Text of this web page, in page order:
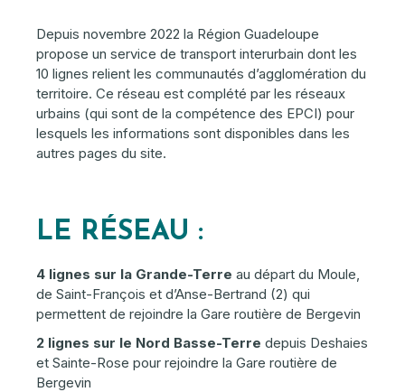
Depuis novembre 2022 la Région Guadeloupe
propose un service de transport interurbain dont les
10 lignes relient les communautés d’agglomération du
territoire. Ce réseau est complété par les réseaux
urbains (qui sont de la compétence des EPCI) pour
lesquels les informations sont disponibles dans les
autres pages du site.
LE RÉSEAU :
4 lignes sur la Grande-Terre au départ du Moule,
de Saint-François et d’Anse-Bertrand (2) qui
permettent de rejoindre la Gare routière de Bergevin
2 lignes sur le Nord Basse-Terre depuis Deshaies
et Sainte-Rose pour rejoindre la Gare routière de
Bergevin